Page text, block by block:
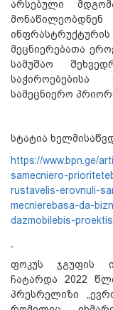
არსებული
მეცნიერებათა
სამუშაო
სამეცნიერო
სტატია
https://www.bpn.ge/
samecniero-
rustavelis-erovnuli-
mecnierebasa-da-
dazmobilebis-
ფოკუს ჯგუფის
ჩატარდა 2022
პრესრელიზი